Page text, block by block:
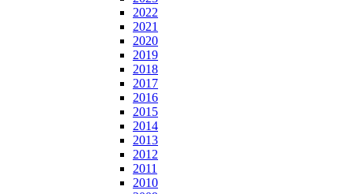
2022
2021
2020
2019
2018
2017
2016
2015
2014
2013
2012
2011
2010